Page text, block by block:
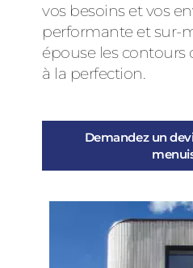
vos besoins et vos
performante et sur-
épouse les contours
à la perfection.
Demandez un